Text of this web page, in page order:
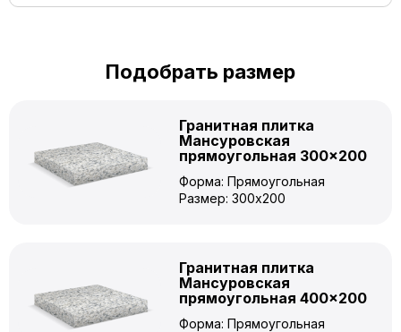
Подобрать размер
Гранитная плитка
Мансуровская
прямоугольная 300×200
Форма: Прямоугольная
Размер: 300x200
Гранитная плитка
Мансуровская
прямоугольная 400×200
Форма: Прямоугольная